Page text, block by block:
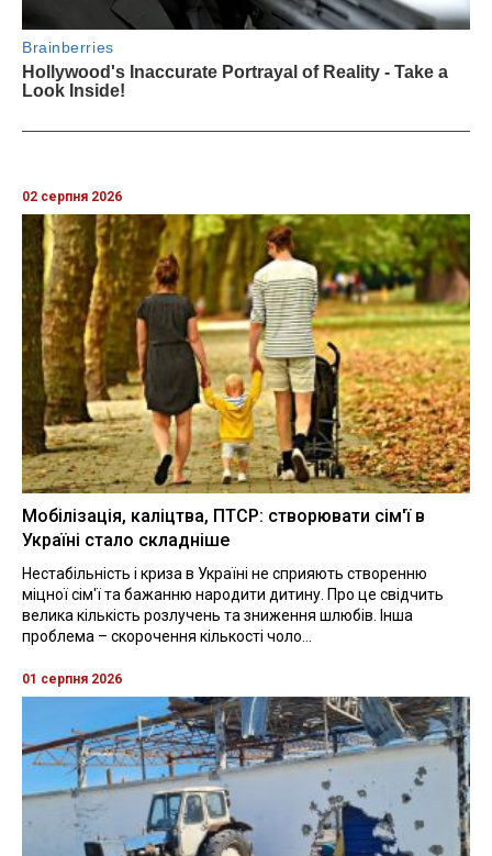
02 серпня 2026
Мобілізація, каліцтва, ПТСР: створювати сім'ї в
Україні стало складніше
Нестабільність і криза в Україні не сприяють створенню
міцної сім'ї та бажанню народити дитину. Про це свідчить
велика кількість розлучень та зниження шлюбів. Інша
проблема – скорочення кількості чоло...
01 серпня 2026